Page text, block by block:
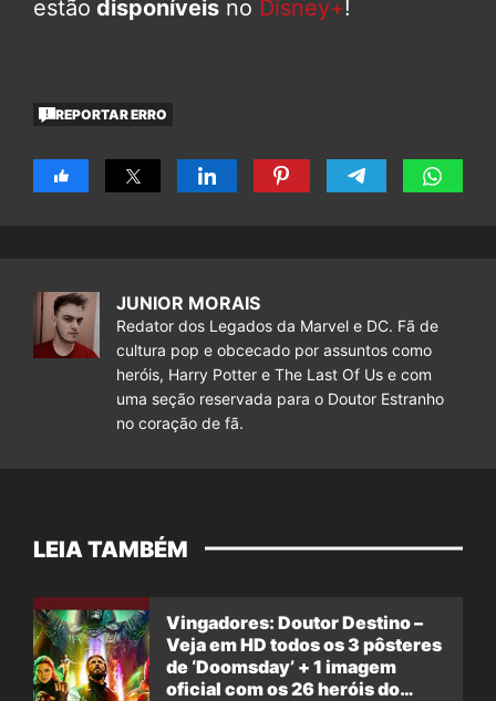
estão disponíveis no Disney+!
REPORTAR ERRO
JUNIOR MORAIS
Redator dos Legados da Marvel e DC. Fã de
cultura pop e obcecado por assuntos como
heróis, Harry Potter e The Last Of Us e com
uma seção reservada para o Doutor Estranho
no coração de fã.
LEIA TAMBÉM
Vingadores: Doutor Destino –
Veja em HD todos os 3 pôsteres
de ‘Doomsday’ + 1 imagem
oficial com os 26 heróis do